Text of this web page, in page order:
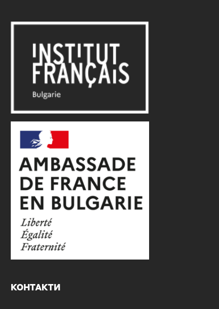
КОНТАКТИ